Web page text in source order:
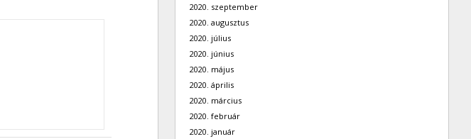
2020. szeptember
2020. augusztus
2020. július
2020. június
2020. május
2020. április
2020. március
2020. február
2020. január